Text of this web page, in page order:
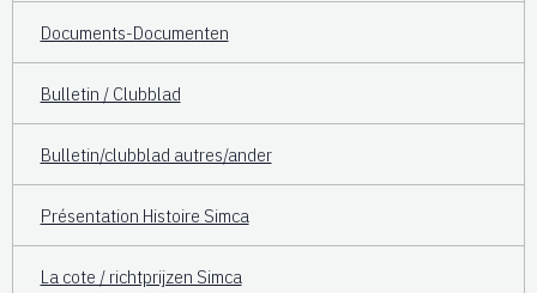
Documents-Documenten
Bulletin / Clubblad
Bulletin/clubblad autres/ander
Présentation Histoire Simca
La cote / richtprijzen Simca